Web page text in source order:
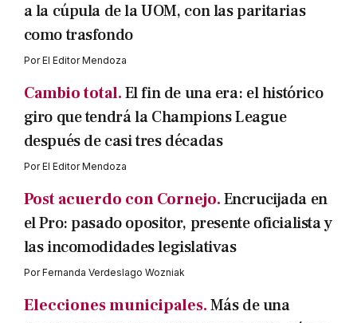
a la cúpula de la UOM, con las paritarias
como trasfondo
PorEl Editor Mendoza
Cambio total.El fin de una era: el histórico
giro que tendrá la Champions League
después de casi tres décadas
PorEl Editor Mendoza
Post acuerdo con Cornejo.Encrucijada en
el Pro: pasado opositor, presente oficialista y
las incomodidades legislativas
PorFernanda Verdeslago Wozniak
Elecciones municipales.Más de una